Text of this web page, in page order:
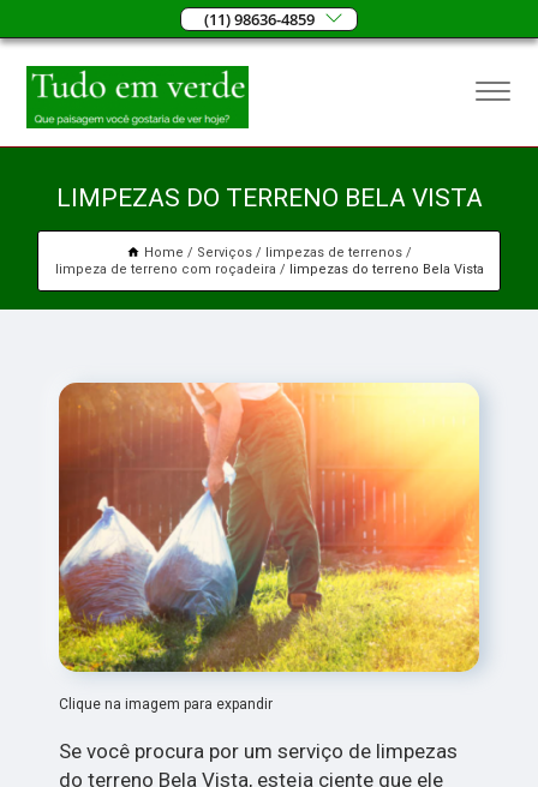
(11) 98636-4859
LIMPEZAS DO TERRENO BELA VISTA
Home Serviços
limpezas de terrenos
limpeza de terreno com roçadeira
limpezas do terreno Bela Vista
Clique na imagem para expandir
Se você procura por um serviço de limpezas
do terreno Bela Vista, esteja ciente que ele